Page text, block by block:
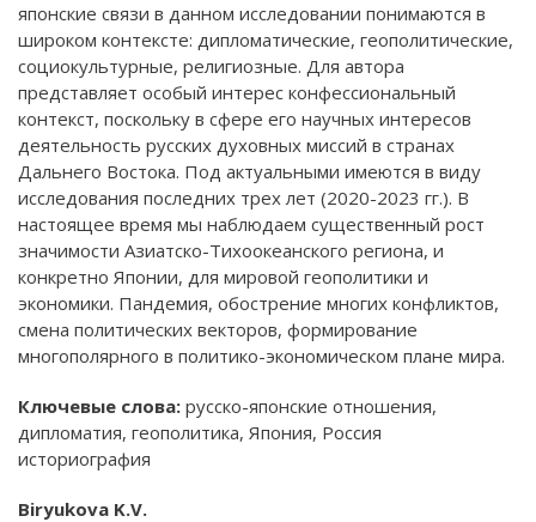
японские связи в данном исследовании понимаются в
широком контексте: дипломатические, геополитические,
социокультурные, религиозные. Для автора
представляет особый интерес конфессиональный
контекст, поскольку в сфере его научных интересов
деятельность русских духовных миссий в странах
Дальнего Востока. Под актуальными имеются в виду
исследования последних трех лет (2020-2023 гг.). В
настоящее время мы наблюдаем существенный рост
значимости Азиатско-Тихоокеанского региона, и
конкретно Японии, для мировой геополитики и
экономики. Пандемия, обострение многих конфликтов,
смена политических векторов, формирование
многополярного в политико-экономическом плане мира.
Ключевые слова: русско-японские отношения,
дипломатия, геополитика, Япония, Россия
историография
Biryukova K.V.